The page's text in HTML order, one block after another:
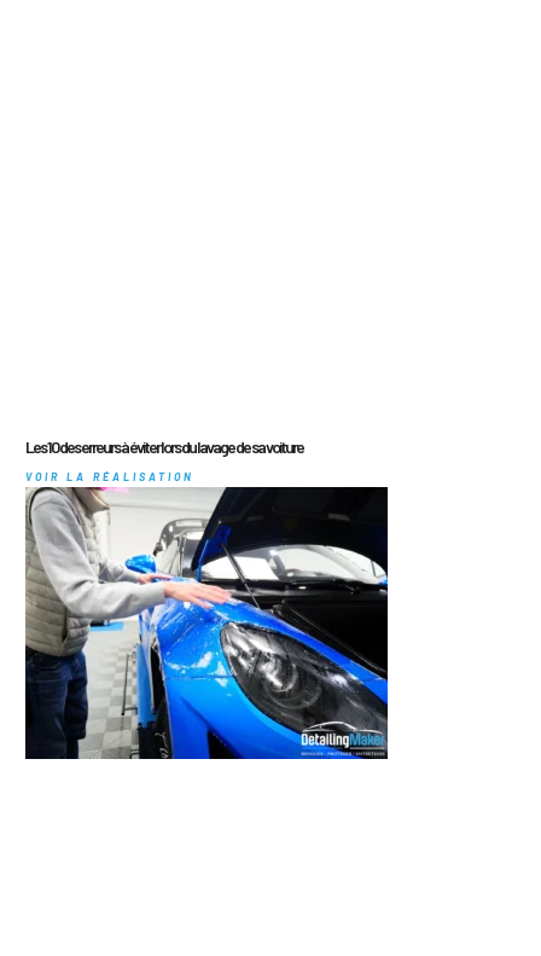
Les 10 des erreurs à éviter lors du lavage de sa voiture
VOIR LA RÉALISATION